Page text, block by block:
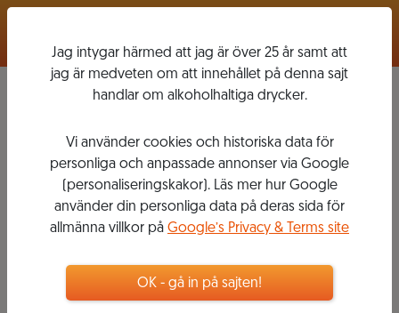
WINE BROTHERS PÅ
SYSTEMBOLAGET
2019-09-27 0 8VINER
Våra viner som går att handla på Systembolaget
Jag intygar härmed att jag är över 25 år samt att
jag är medveten om att innehållet på denna sajt
handlar om alkoholhaltiga drycker.
Vi använder cookies och historiska data för
personliga och anpassade annonser via Google
(personaliseringskakor). Läs mer hur Google
använder din personliga data på deras sida för
allmänna villkor på Google’s Privacy & Terms site
OK - gå in på sajten!